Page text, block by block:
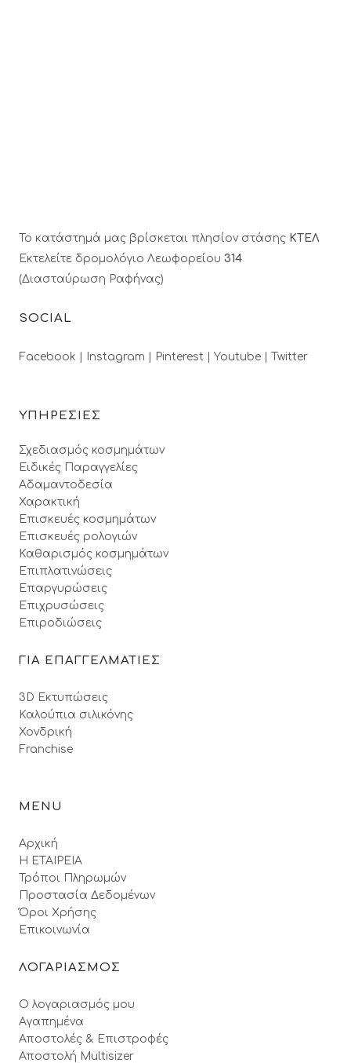
Το κατάστημά μας βρίσκεται πλησίον στάσης ΚΤΕΛ
Εκτελείτε δρομολόγιο Λεωφορείου 314
(Διασταύρωση Ραφήνας)
SOCIAL
Facebook | Instagram | Pinterest | Youtube | Twitter
ΥΠΗΡΕΣΙΕΣ
Σχεδιασμός κοσμημάτων
Ειδικές Παραγγελίες
Αδαμαντοδεσία
Χαρακτική
Επισκευές κοσμημάτων
Επισκευές ρολογιών
Καθαρισμός κοσμημάτων
Επιπλατινώσεις
Επαργυρώσεις
Επιχρυσώσεις
Επιροδιώσεις
ΓΙΑ ΕΠΑΓΓΕΛΜΑΤΙΕΣ
3D Εκτυπώσεις
Καλούπια σιλικόνης
Χονδρική
Franchise
MENU
Αρχική
Η ΕΤΑΙΡΕΙΑ
Τρόποι Πληρωμών
Προστασία Δεδομένων
Όροι Xρήσης
Επικοινωνία
ΛΟΓΑΡΙΑΣΜΟΣ
Ο λογαριασμός μου
Αγαπημένα
Αποστολές & Επιστροφές
Αποστολή Multisizer